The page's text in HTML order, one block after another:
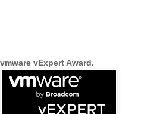
vmware vExpert Award.